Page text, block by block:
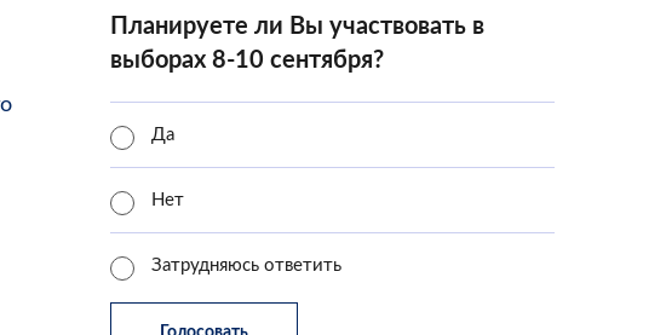
Планируете ли Вы участвовать в
выборах 8-10 сентября?
Да
Нет
Затрудняюсь ответить